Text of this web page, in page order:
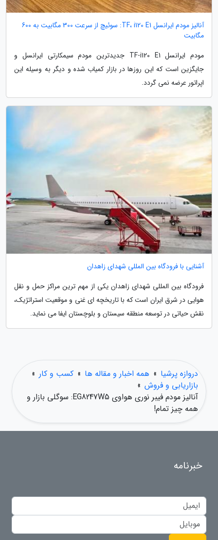
آنالیز مودم ایرانسل TF، i120 E1: سوئیچ از سرعت 300 مگابیت به 600
مگابیت
مودم ایرانسل TF-i120 E1 جدیدترین مودم سیمکارتی ایرانسل و
جایگزین است که این روزها در بازار کمیاب شده و دیگر به وسیله این
اپراتور عرضه نمی گردد.
آشنایی با فرودگاه بین المللی شهدای زاهدان
فرودگاه بین المللی شهدای زاهدان یکی از مهم ترین مراکز حمل و نقل
هوایی در شرق ایران است که با تاریخچه ای غنی و موقعیت استراتژیک،
نقش حیاتی در توسعه منطقه سیستان و بلوچستان ایفا می نماید.
دروازه پرشیا » همه اخبار و مقاله ها » کسب و کار »
بازاریابی و فروش »
آنالیز مودم فیبر نوری هواوی EG8247W5: سوگلی بازار و
همه چیز تمام!
خبرنامه